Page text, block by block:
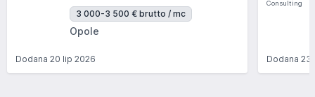
3 000-3 500 € brutto / mc
Opole
Dodana 20 lip 2026 Dodana23